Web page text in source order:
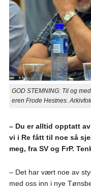
GOD STEMNING: Til og
eren Frode Hestnes.
– Du er alltid opptatt
vi i Re fått til noe så
meg, fra SV og FrP.
– Det har vært noe av
med oss inn i nye